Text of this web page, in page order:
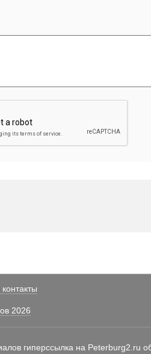
2026
гиперссылка на Peterburg2.ru